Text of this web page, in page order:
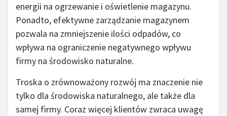
energii na ogrzewanie i oświetlenie magazynu.
Ponadto, efektywne zarządzanie magazynem
pozwala na zmniejszenie ilości odpadów, co
wpływa na ograniczenie negatywnego wpływu
firmy na środowisko naturalne.
Troska o zrównoważony rozwój ma znaczenie nie
tylko dla środowiska naturalnego, ale także dla
samej firmy. Coraz więcej klientów zwraca uwagę